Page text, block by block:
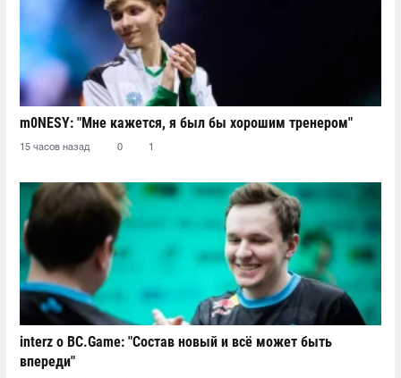
m0NESY: "Мне кажется, я был бы хорошим тренером"
15 часов назад 0 1
interz о BC.Game: "Состав новый и всё может быть
впереди"